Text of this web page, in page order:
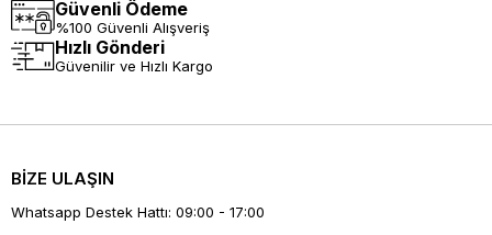
Güvenli Ödeme
%100 Güvenli Alışveriş
Hızlı Gönderi
Güvenilir ve Hızlı Kargo
BİZE ULAŞIN
Whatsapp Destek Hattı: 09:00 - 17:00